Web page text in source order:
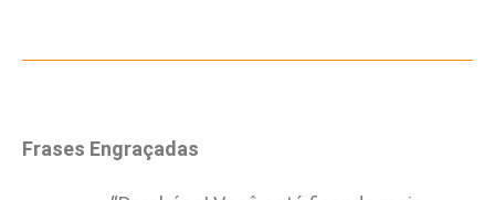
Frases Engraçadas